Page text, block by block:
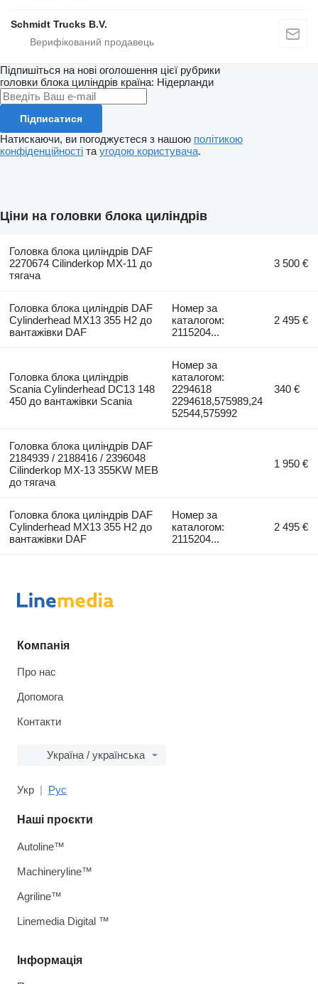
Schmidt Trucks B.V.
Підпишіться на нові оголошення цієї рубрики
головки блока циліндрів країна: Нідерланди
Підписатися
Натискаючи, ви погоджуєтеся з нашою політикою
конфіденційності та угодою користувача.
Ціни на головки блока циліндрів
Головка блока циліндрів DAF
2270674 Cilinderkop MX-11 до
тягача
3 500 €
Головка блока циліндрів DAF
Cylinderhead MX13 355 H2 до
вантажівки DAF
Номер за
каталогом:
2115204...
2 495 €
Головка блока циліндрів
Scania Cylinderhead DC13 148
450 до вантажівки Scania
Номер за
каталогом:
2294618
2294618,575989,24
52544,575992
340 €
Головка блока циліндрів DAF
2184939 / 2188416 / 2396048
Cilinderkop MX-13 355KW MEB
до тягача
1 950 €
Головка блока циліндрів DAF
Cylinderhead MX13 355 H2 до
вантажівки DAF
Номер за
каталогом:
2115204...
2 495 €
Компанія
Про нас
Допомога
Контакти
Україна / українська
Укр Рус
Інформація
Наші проєкти
Autoline™
Machineryline™
Agriline™
Linemedia Digital ™